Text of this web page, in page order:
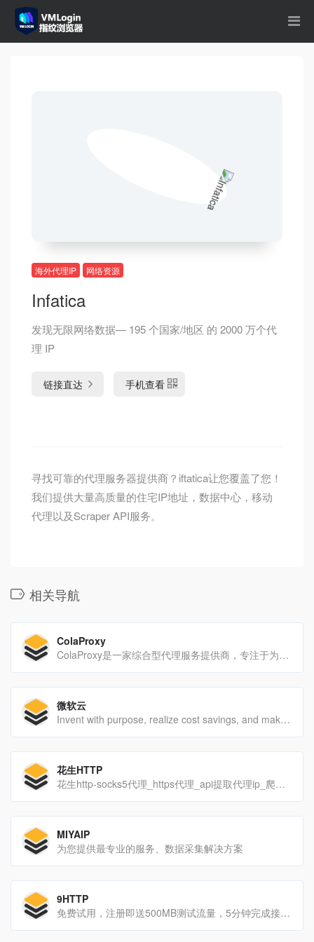
海外代理IP 网络资源
Infatica
发现无限网络数据— 195 个国家/地区 的 2000 万个代
理 IP
链接直达 手机查看
寻找可靠的代理服务器提供商？iftatica让您覆盖了您！
我们提供大量高质量的住宅IP地址，数据中心，移动
代理以及Scraper API服务。
相关导航
ColaProxy
ColaProxy是一家综合型代理服务提供商，专注于为企业和开发者提供稳定、安全、可扩展的代理网络解决方案。
微软云
Invent with purpose, realize cost savings, and make your organization more efficient with Microsoft Azure’s open and flexible cloud computing platform.
花生HTTP
花生http-socks5代理_https代理_api提取代理ip_爬虫ip_代理ip池_专业的http代理ip
MIYAIP
为您提供最专业的服务、数据采集解决方案
9HTTP
免费试用，注册即送500MB测试流量，5分钟完成接入。提供动态住宅/长效ISP/ 优质ISP代理，覆盖全球200+国家/地区、8000万+住宅IP，适配爬虫、跨境多账号、SEO监控等场景。